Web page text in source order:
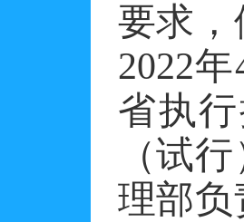
要求
2022
省执
（试
理部